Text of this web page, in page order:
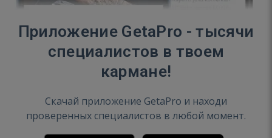
Приложение GetaPro - тысячи
специалистов в твоем
кармане!
Скачай приложение GetaPro и находи
проверенных специалистов в любой момент.